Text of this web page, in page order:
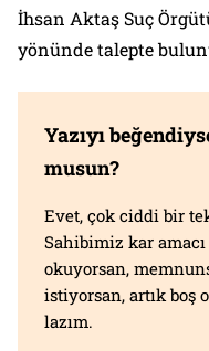
İhsan Aktaş Suç
yönünde talepte
Yazıyı
musun?
Evet, çok ciddi bir
Sahibimiz kar
okuyorsan,
istiyorsan, artık boş
lazım.